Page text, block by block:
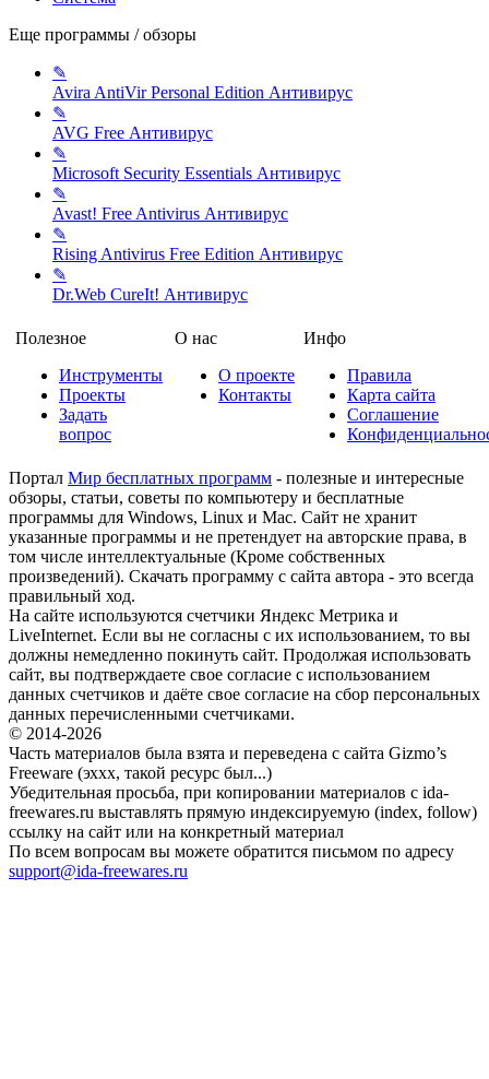
Еще программы / обзоры
✎
Avira AntiVir Personal Edition Антивирус
✎
AVG Free Антивирус
✎
Microsoft Security Essentials Антивирус
✎
Avast! Free Antivirus Антивирус
✎
Rising Antivirus Free Edition Антивирус
✎
Dr.Web CureIt! Антивирус
Полезное
Инструменты
Проекты
Задать
вопрос
О нас
О проекте
Контакты
Инфо
Правила
Карта сайта
Соглашение
Портал Мир бесплатных программ - полезные и интересные
обзоры, статьи, советы по компьютеру и бесплатные
программы для Windows, Linux и Mac. Сайт не хранит
указанные программы и не претендует на авторские права, в
том числе интеллектуальные (Кроме собственных
произведений). Скачать программу с сайта автора - это всегда
правильный ход.
На сайте используются счетчики Яндекс Метрика и
LiveInternet. Если вы не согласны с их использованием, то вы
должны немедленно покинуть сайт. Продолжая использовать
сайт, вы подтверждаете свое согласие с использованием
данных счетчиков и даёте свое согласие на сбор персональных
данных перечисленными счетчиками.
© 2014-2026
Часть материалов была взята и переведена с сайта Gizmo’s
Freeware (эххх, такой ресурс был...)
Убедительная просьба, при копировании материалов с ida-
freewares.ru выставлять прямую индексируемую (index, follow)
ссылку на сайт или на конкретный материал
По всем вопросам вы можете обратится письмом по адресу
support@ida-freewares.ru